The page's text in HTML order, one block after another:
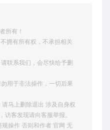
所有！
拥有所有权，不承担相关
联系我们，会尽快给予删
用于非法操作，一切后果
马上删除退出 涉及自身权
访客发现请向客服举报。
操作 否则和作者 官网 无